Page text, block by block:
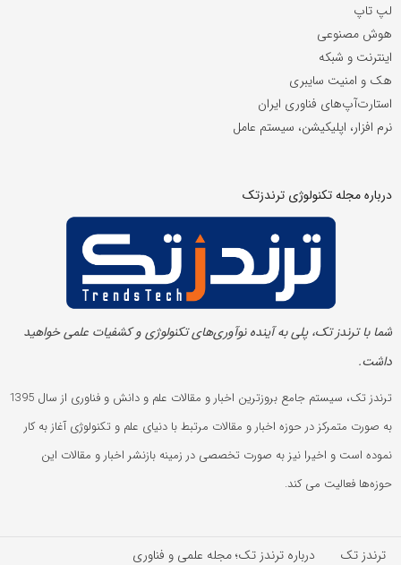
لپ تاپ
هوش مصنوعی
اینترنت و شبکه
هک و امنیت سایبری
استارت‌آپ‌های فناوری ایران
نرم افزار، اپلیکیشن، سیستم عامل
درباره مجله تکنولوژی ترندزتک
شما با ترندز تک، پلی به آینده‌ نوآوری‌های تکنولوژی و کشفیات علمی خواهید
داشت.
ترندز تک، سیستم جامع بروزترین اخبار و مقالات علم و دانش و فناوری از سال 1395
به صورت متمرکز در حوزه اخبار و مقالات مرتبط با دنیای علم و تکنولوژی آغاز به کار
نموده است و اخیرا نیز به صورت تخصصی در زمینه بازنشر اخبار و مقالات این
حوزه‌ها فعالیت می کند.
ترندز تک
درباره ترندز تک؛ مجله علمی و فناوری